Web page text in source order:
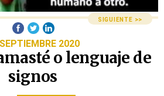
SIGUIENTE >>
2020
o lenguaje de
signos